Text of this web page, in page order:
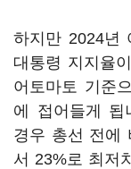
하지만 2024년
대통령 지지율
어토마토 기준
에 접어들게 됩
경우 총선 전에
서 23%로 최저